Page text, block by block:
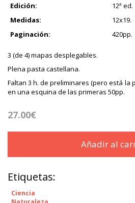
Edición:
12ª ed.
Medidas:
12x19.
Paginación:
420pp.
3 (de 4) mapas desplegables.
Plena pasta castellana.
Faltan 3 h. de preliminares (pero está la
en una esquina de las primeras 50pp.
27.00€
Añadir al
Etiquetas:
Ciencia